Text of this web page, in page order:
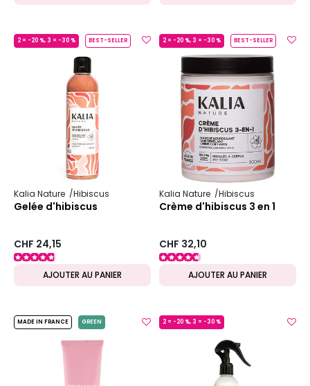
2 = -20 %, 3 = -30 % BEST-SELLER
Kalia Nature Hibiscus
Gelée d'hibiscus
CHF 24,15
AJOUTER AU PANIER
2 = -20 %, 3 = -30 % BEST-SELLER
Kalia Nature Hibiscus
Crème d'hibiscus 3 en 1
CHF 32,10
AJOUTER AU PANIER
MADE IN FRANCE GREEN 2 = -20 %, 3 = -30 %